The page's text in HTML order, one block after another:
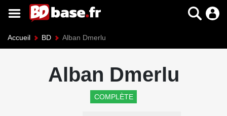
Accueil BD Alban Dmerlu
Alban Dmerlu
COMPLÈTE